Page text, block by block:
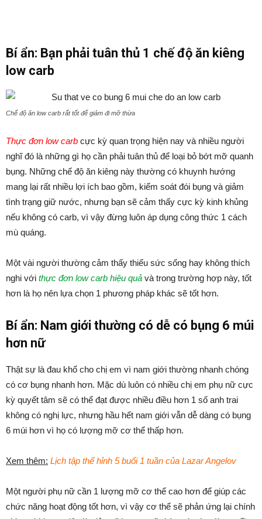
Bí ẩn: Bạn phải tuân thủ 1 chế độ ăn kiêng
low carb
Chế độ ăn low carb rất tốt để giảm đi mỡ thừa
Thực đơn low carb cực kỳ quan trọng hiện nay và nhiều người
nghĩ đó là những gì họ cần phải tuân thủ để loại bỏ bớt mỡ quanh
bụng. Những chế độ ăn kiêng này thường có khuynh hướng
mang lại rất nhiều lợi ích bao gồm, kiểm soát đói bụng và giảm
tình trạng giữ nước, nhưng bạn sẽ cảm thấy cực kỳ kinh khủng
nếu không có carb, vì vậy đừng luôn áp dụng công thức 1 cách
mù quáng.
Một vài người thường cảm thấy thiếu sức sống hay không thích
nghi với thực đơn low carb hiệu quả và trong trường hợp này, tốt
hơn là họ nên lựa chọn 1 phương pháp khác sẽ tốt hơn.
Bí ẩn: Nam giới thường có dễ có bụng 6 múi
hơn nữ
Thật sự là đau khổ cho chị em vì nam giới thường nhanh chóng
có cơ bụng nhanh hơn. Mặc dù luôn có nhiều chị em phụ nữ cực
kỳ quyết tâm sẽ có thể đạt được nhiều điều hơn 1 số anh trai
không có nghị lực, nhưng hầu hết nam giới vẫn dễ dàng có bụng
6 múi hơn vì họ có lượng mỡ cơ thể thấp hơn.
Xem thêm: Lịch tập thể hỉnh 5 buổi 1 tuần của Lazar Angelov
Một người phụ nữ cần 1 lượng mỡ cơ thể cao hơn để giúp các
chức năng hoạt động tốt hơn, vì vậy cơ thể sẽ phản ứng lại chính